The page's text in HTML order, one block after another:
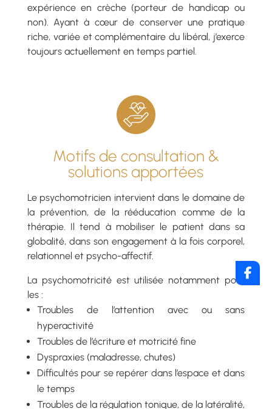
expérience en crèche (porteur de handicap ou
non). Ayant à cœur de conserver une pratique
riche, variée et complémentaire du libéral, j’exerce
toujours actuellement en temps partiel.
Motifs de consultation &
solutions apportées
Le psychomotricien intervient dans le domaine de
la prévention, de la rééducation comme de la
thérapie. Il tend à mobiliser le patient dans sa
globalité, dans son engagement à la fois corporel,
relationnel et psycho-affectif.
La psychomotricité est utilisée notamment pour
les :
Troubles de l’attention avec ou sans
hyperactivité
Troubles de l’écriture et motricité fine
Dyspraxies (maladresse, chutes)
Difficultés pour se repérer dans l’espace et dans
le temps
Troubles de la régulation tonique, de la latéralité,